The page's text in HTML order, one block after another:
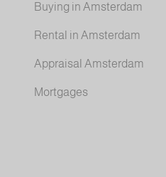
Buying in Amsterdam
Rental in Amsterdam
Appraisal Amsterdam
Mortgages